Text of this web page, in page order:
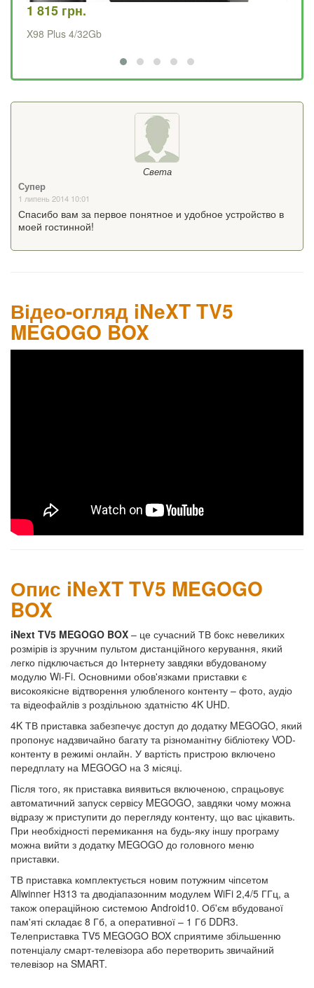
1 815 грн.
X98 Plus 4/32Gb
Света
Супер
1 липень 2014 10:01
Спасибо вам за первое понятное и удобное устройство в
моей гостинной!
Відео-огляд iNeXT TV5
MEGOGO BOX
Опис iNeXT TV5 MEGOGO
BOX
iNext TV5 MEGOGO BOX – це сучасний ТВ бокс невеликих
розмірів із зручним пультом дистанційного керування, який
легко підключається до Інтернету завдяки вбудованому
модулю Wi-Fi. Основними обов'язками приставки є
високоякісне відтворення улюбленого контенту – фото, аудіо
та відеофайлів з роздільною здатністю 4K UHD.
4K ТВ приставка забезпечує доступ до додатку MEGOGO, який
пропонує надзвичайно багату та різноманітну бібліотеку VOD-
контенту в режимі онлайн. У вартість пристрою включено
передплату на MEGOGO на 3 місяці.
Після того, як приставка виявиться включеною, спрацьовує
автоматичний запуск сервісу MEGOGO, завдяки чому можна
відразу ж приступити до перегляду контенту, що вас цікавить.
При необхідності перемикання на будь-яку іншу програму
можна вийти з додатку MEGOGO до головного меню
приставки.
ТВ приставка комплектується новим потужним чіпсетом
Allwinner H313 та дводіапазонним модулем WiFi 2,4/5 ГГц, а
також операційною системою Android10. Об'єм вбудованої
пам'яті складає 8 Гб, а оперативної – 1 Гб DDR3.
Телеприставка TV5 MEGOGO BOX сприятиме збільшенню
потенціалу смарт-телевізора або перетворить звичайний
телевізор на SMART.